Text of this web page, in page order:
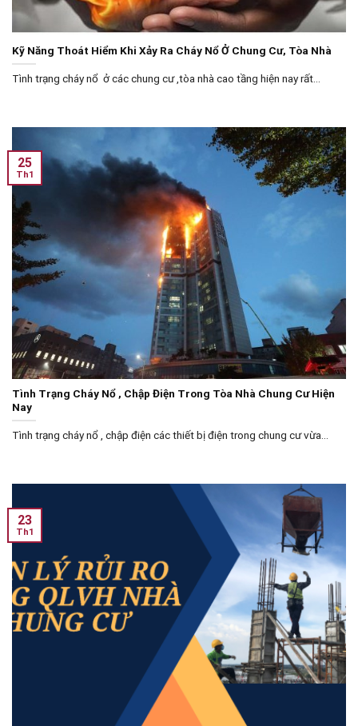
Kỹ Năng Thoát Hiểm Khi Xảy Ra Cháy Nổ Ở Chung Cư, Tòa Nhà
Tình trạng cháy nổ ở các chung cư ,tòa nhà cao tầng hiện nay rất...
Tình Trạng Cháy Nổ , Chập Điện Trong Tòa Nhà Chung Cư Hiện
Nay
Tình trạng cháy nổ , chập điện các thiết bị điện trong chung cư vừa...
25
Th1
23
Th1